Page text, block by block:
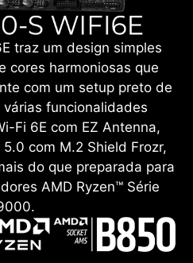
traz um design simples
cores harmoniosas que
com um setup preto de
várias funcionalidades
Fi 6E com EZ Antenna,
com M.2 Shield Frozr,
do que preparada para
AMD Ryzen™ Série